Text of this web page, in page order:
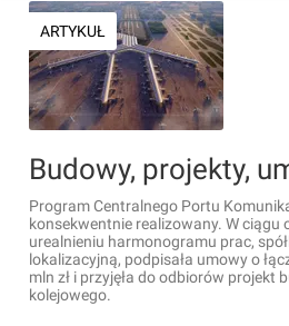
ARTYKUŁ
Program Centralnego Portu
konsekwentnie realizowany. W ciągu
urealnieniu harmonogramu prac,
lokalizacyjną, podpisała umowy o
mln zł i przyjęła do odbiorów projekt
kolejowego.